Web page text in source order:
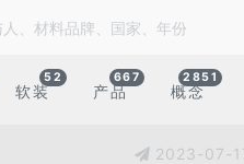
软装
52
产品
667
概念
2851
2023-07-